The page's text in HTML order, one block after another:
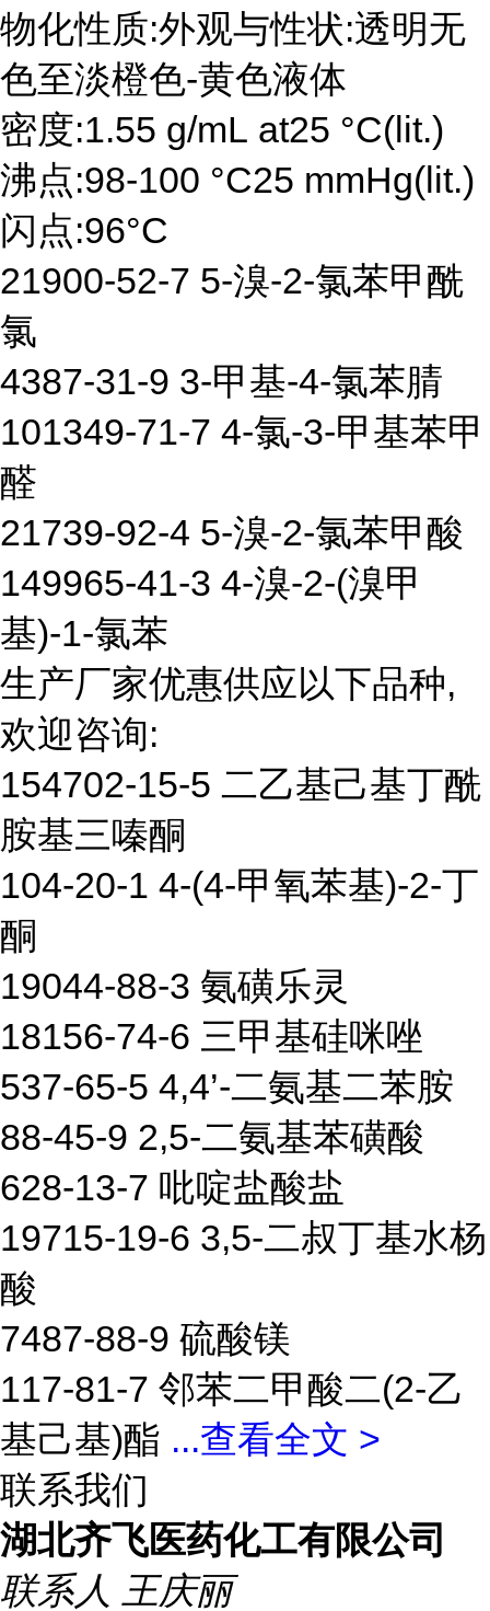
物化性质:外观与性状:透明无
色至淡橙色-黄色液体
密度:1.55 g/mL at25 °C(lit.)
沸点:98-100 °C25 mmHg(lit.)
闪点:96°C
21900-52-7 5-溴-2-氯苯甲酰
氯
4387-31-9 3-甲基-4-氯苯腈
101349-71-7 4-氯-3-甲基苯甲
醛
21739-92-4 5-溴-2-氯苯甲酸
149965-41-3 4-溴-2-(溴甲
基)-1-氯苯
生产厂家优惠供应以下品种,
欢迎咨询:
154702-15-5 二乙基己基丁酰
胺基三嗪酮
104-20-1 4-(4-甲氧苯基)-2-丁
酮
19044-88-3 氨磺乐灵
18156-74-6 三甲基硅咪唑
537-65-5 4,4’-二氨基二苯胺
88-45-9 2,5-二氨基苯磺酸
628-13-7 吡啶盐酸盐
19715-19-6 3,5-二叔丁基水杨
酸
7487-88-9 硫酸镁
117-81-7 邻苯二甲酸二(2-乙
基己基)酯 ...查看全文 >
联系我们
湖北齐飞医药化工有限公司
联系人 王庆丽